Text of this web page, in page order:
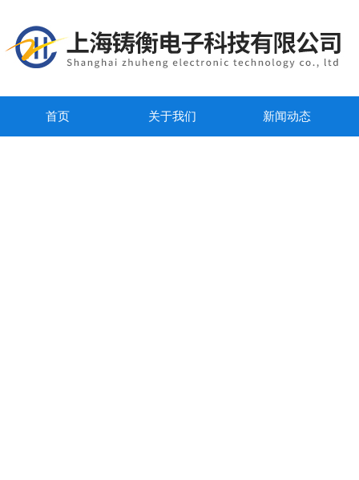
首页 关于我们 新闻动态